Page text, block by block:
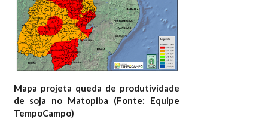
Mapa projeta queda de produtividade
de soja no Matopiba (Fonte: Equipe
TempoCampo)